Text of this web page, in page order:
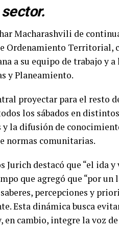
Macharashvili de
Ordenamiento Territorial,
a su equipo de trabajo y
y Planeamiento.
proyectar para el resto
los sábados en
la difusión de
normas comunitarias.
Jurich destacó que “el ida
que agregó que “por
percepciones y
Esta dinámica busca
en cambio, integre la voz